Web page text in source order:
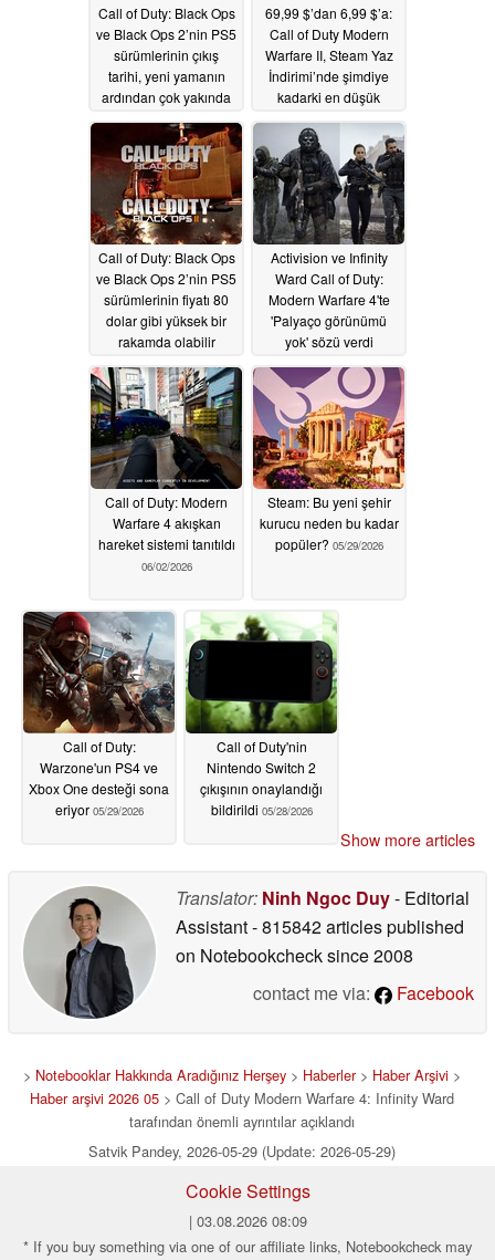
Call of Duty: Black Ops
ve Black Ops 2’nin PS5
sürümlerinin çıkış
tarihi, yeni yamanın
ardından çok yakında
07/04/2026
69,99 $’dan 6,99 $’a:
Call of Duty Modern
Warfare II, Steam Yaz
İndirimi’nde şimdiye
kadarki en düşük
07/02/2026
Call of Duty: Black Ops
ve Black Ops 2’nin PS5
sürümlerinin fiyatı 80
dolar gibi yüksek bir
rakamda olabilir
06/22/2026
Activision ve Infinity
Ward Call of Duty:
Modern Warfare 4'te
'Palyaço görünümü
yok' sözü verdi
06/02/2026
Call of Duty: Modern
Warfare 4 akışkan
hareket sistemi tanıtıldı
06/02/2026
Steam: Bu yeni şehir
kurucu neden bu kadar
popüler? 05/29/2026
Call of Duty:
Warzone'un PS4 ve
Xbox One desteği sona
eriyor 05/29/2026
Call of Duty'nin
Nintendo Switch 2
çıkışının onaylandığı
bildirildi 05/28/2026
Show more articles
Translator: Ninh Ngoc Duy- Editorial
Assistant- 815842 articles published
on Notebookchecksince 2008
contact me via:
Facebook
> Notebooklar Hakkında Aradığınız Herşey > Haberler> Haber Arşivi >
Haber arşivi 2026 05 > Call of Duty Modern Warfare 4: Infinity Ward
tarafından önemli ayrıntılar açıklandı
Satvik Pandey, 2026-05-29 (Update: 2026-05-29)
Cookie Settings
| 03.08.2026 08:09
* If you buy something via one of our affiliate links, Notebookcheck may